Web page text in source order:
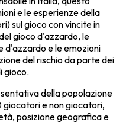
e le esperienze della
sul gioco con vincite in
gioco d'azzardo, le
d'azzardo e le emozioni
del rischio da parte dei
gioco.
della popolazione
e non giocatori,
posizione geografica e